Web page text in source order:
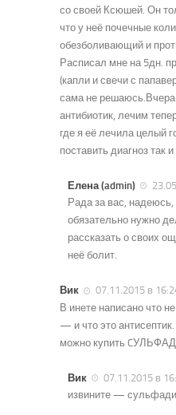
со своей Ксюшей. Он
что у неё почечные
обезболивающий и
Расписал мне на 5дн.
(капли и свечи с
сама не решаюсь.Вчера
антибиотик, лечим
где я её лечила целый
поставить диагноз так
Елена (admin)
Рада за вас,
обязательно нужно
рассказать о своих
неё болит.
Вик
07.11.2015 в
В инете написано что
— и что это
можно купить
Вик
07.11.2015 в
извините —